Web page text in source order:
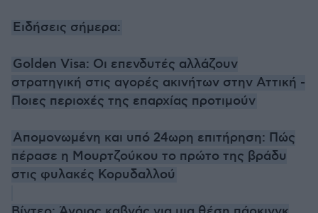
Ειδήσεις σήμερα:
Golden Visa: Οι επενδυτές αλλάζουν
στρατηγική στις αγορές ακινήτων στην Αττική -
Ποιες περιοχές της επαρχίας προτιμούν
Απομονωμένη και υπό 24ωρη επιτήρηση: Πώς
πέρασε η Μουρτζούκου το πρώτο της βράδυ
στις φυλακές Κορυδαλλού